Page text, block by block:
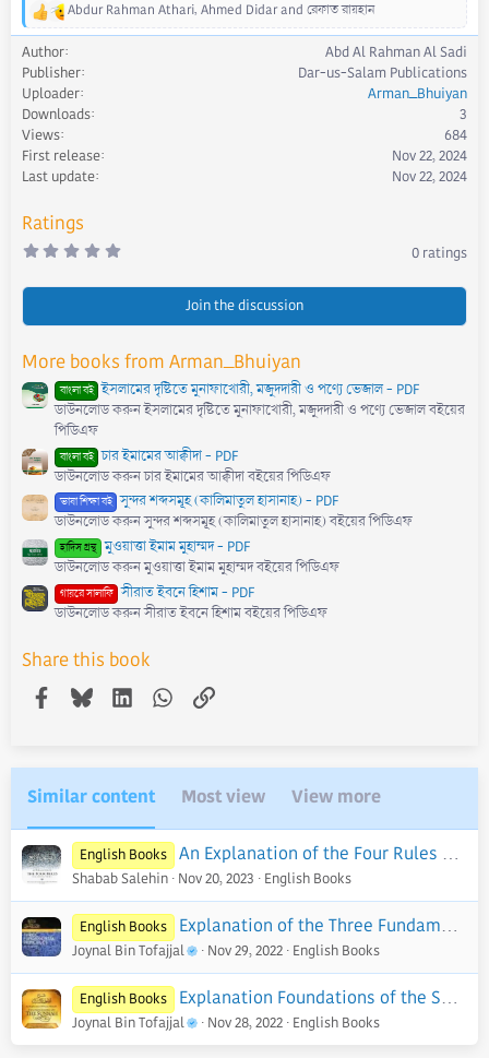
R
e
a
c
t
i
o
n
s
Abdur Rahman Athari, Ahmed Didarand রেফাত রায়হান
Author
Abd Al Rahman Al Sadi
Publisher
Dar-us-Salam Publications
Uploader
Arman_Bhuiyan
Downloads
3
Views
684
First release
Nov 22, 2024
Last update
Nov 22, 2024
Ratings
0
0
(
)
0 ratings
Join the discussion
More books from Arman_Bhuiyan
বাংলা বই ইসলামের দৃষ্টিতে মুনাফাখোরী, মজুদদারী ও পণ্যে ভেজাল - PDF
ডাউনলোড করুন ইসলামের দৃষ্টিতে মুনাফাখোরী, মজুদদারী ও পণ্যে ভেজাল বইয়ের
পিডিএফ
বাংলা বই চার ইমামের আক্বীদা - PDF
ডাউনলোড করুন চার ইমামের আক্বীদা বইয়ের পিডিএফ
ভাষা শিক্ষা বই সুন্দর শব্দসমূহ (কালিমাতুল হাসানাহ) - PDF
ডাউনলোড করুন সুন্দর শব্দসমূহ (কালিমাতুল হাসানাহ) বইয়ের পিডিএফ
হাদিস গ্রন্থ মুওয়াত্তা ইমাম মুহাম্মদ - PDF
ডাউনলোড করুন মুওয়াত্তা ইমাম মুহাম্মদ বইয়ের পিডিএফ
গায়রে সালাফি সীরাত ইবনে হিশাম - PDF
ডাউনলোড করুন সীরাত ইবনে হিশাম বইয়ের পিডিএফ
Share this book
Facebook
BlueskyLinkedInWhatsApp
Link
Similar content Most view View more
English Books An Explanation of the Four Rules Regarding Shirk - PDF
Shabab Salehin Nov 20, 2023 English Books
English Books Explanation of the Three Fundamental Principles of Islaam
Joynal Bin Tofajjal Nov 29, 2022 English Books
English Books Explanation Foundations of the Sunnah
Joynal Bin Tofajjal Nov 28, 2022 English Books